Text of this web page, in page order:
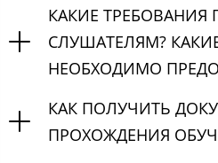
КАКИЕ ТРЕБОВАНИЯ
СЛУШАТЕЛЯМ?
НЕОБХОДИМО
КАК ПОЛУЧИТЬ
ПРОХОЖДЕНИЯ